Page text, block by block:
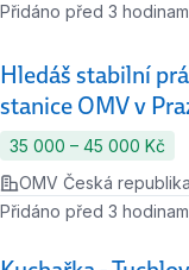
Hledáš stabilní
stanice OMV v
Přidáno před 3
35 000 ‍–‍ 45 000 Kč
OMV Česká
Přidáno před 3